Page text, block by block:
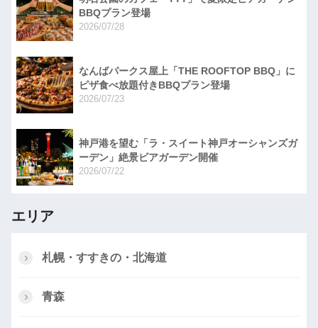
BBQプラン登場
2026/07/28
なんばパークス屋上「THE ROOFTOP BBQ」に
ピザ食べ放題付きBBQプラン登場
2026/07/23
神戸港を望む「ラ・スイート神戸オーシャンズガ
ーデン」絶景ビアガーデン開催
2026/07/22
エリア
札幌・すすきの・北海道
青森